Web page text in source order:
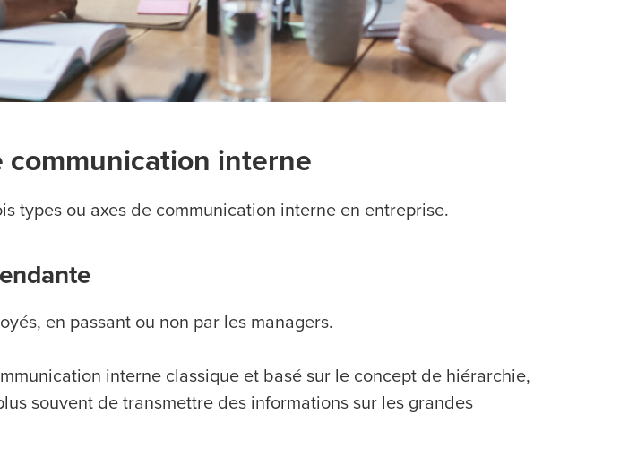
communication interne
types ou axes de communication interne en entreprise.
en passant ou non par les managers.
interne classique et basé sur le concept de hiérarchie,
souvent de transmettre des informations sur les grandes